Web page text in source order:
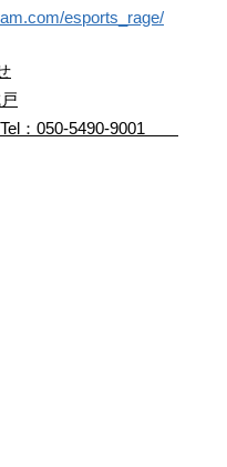
esports_rage/
：050-5490-9001